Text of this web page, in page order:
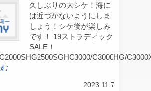
久しぶりの大シケ！海に
は近づかないようにしま
しょう！シケ後が楽しみ
です！ 19ストラディック
SALE！
C3000HG/
2023.11.7